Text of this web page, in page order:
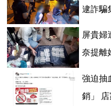
逮詐騙
屏貴婦
奈提離
強迫抽
銷」 店